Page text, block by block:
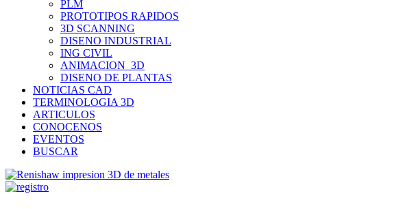
PLM
PROTOTIPOS RAPIDOS
3D SCANNING
DISENO INDUSTRIAL
ING CIVIL
ANIMACION_3D
DISENO DE PLANTAS
NOTICIAS CAD
TERMINOLOGIA 3D
ARTICULOS
CONOCENOS
EVENTOS
BUSCAR